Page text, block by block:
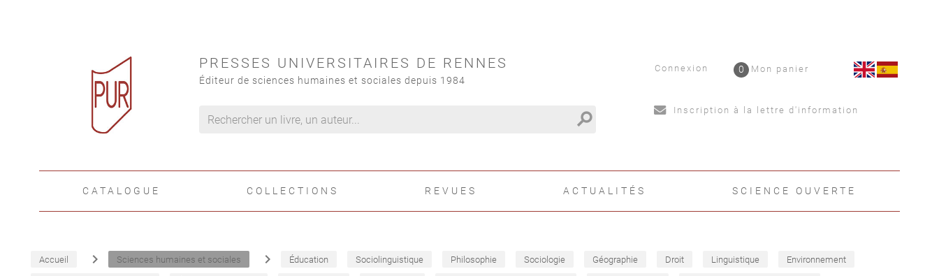
PRESSES UNIVERSITAIRES DE RENNES
Éditeur de sciences humaines et sociales depuis 1984
search
Connexion Mon panier
0
Inscription à la lettre d'information
CATALOGUE COLLECTIONS REVUES ACTUALITÉS SCIENCE OUVERTE
Accueil navigate_next Sciences humaines et sociales navigate_next Éducation Sociolinguistique Philosophie Sociologie Géographie Droit Linguistique Environnement